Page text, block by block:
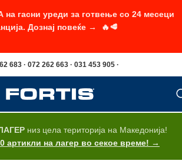
683 · 072 262 663 · 031 453 905 ·
низ цела територија на Македонија!
артикли на лагер во секое време! →
гасни уреди за готвење со 24 месеци
Дознај повеќе → 🔥🥩